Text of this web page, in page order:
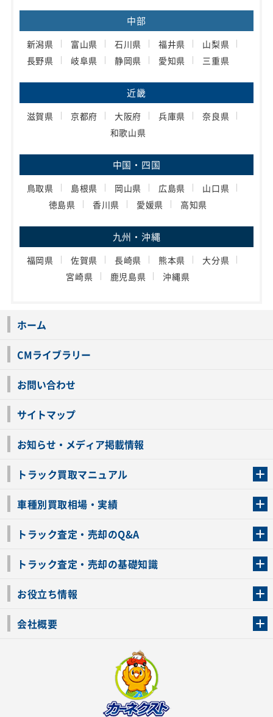
中部
新潟県 富山県 石川県 福井県
山梨県
長野県
岐阜県 静岡県 愛知県 三重県
近畿
滋賀県 京都府 大阪府 兵庫県
奈良県
和歌山県
中国・四国
鳥取県 島根県 岡山県 広島県
山口県
徳島県
香川県 愛媛県 高知県
九州・沖縄
福岡県 佐賀県 長崎県 熊本県
大分県
宮崎県
鹿児島県 沖縄県
ホーム
CMライブラリー
お問い合わせ
サイトマップ
お知らせ・メディア掲載情報
トラック買取マニュアル
車種別買取相場・実績
トラック査定・売却のQ&A
トラック査定・売却の基礎知識
お役立ち情報
会社概要